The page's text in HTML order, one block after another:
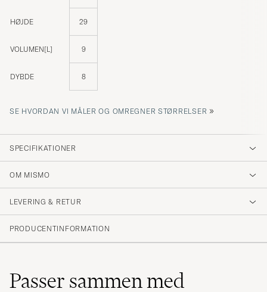
HØJDE 29
VOLUMEN[L] 9
DYBDE 8
SE HVORDAN VI MÅLER OG OMREGNER STØRRELSER »
SPECIFIKATIONER
OM MISMO
LEVERING & RETUR
PRODUCENTINFORMATION
Passer sammen med